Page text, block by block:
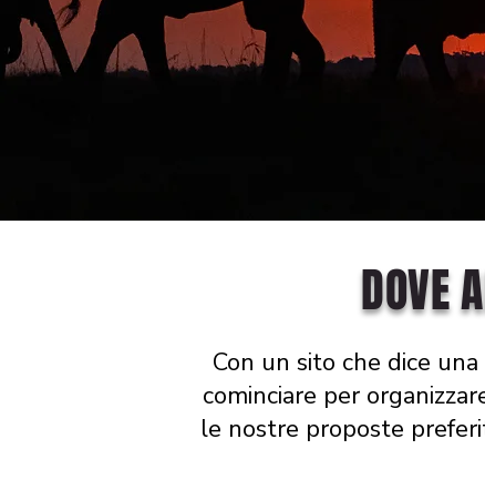
DOVE
Con un sito che dice
cominciare per
le nostre proposte